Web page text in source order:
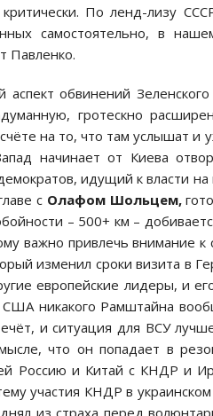
По ленд-лизу
самостоятельно, в
Павленко.
обвинений Зеленского
гротескно
на то, что там услышат и
начинает от Киева
идущий к власти
с Олафом Шольцем,
– 500+ км –
важно привлечь внимание к
изменил сроки визита в
европейские лидеры, и
никакого Рамштайна
и ситуация для ВСУ
что он попадает в
Россию и Китай с КНДР и
участия КНДР в
из страха перед